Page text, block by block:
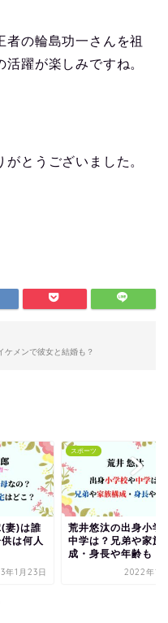
者の輪島功一さんを祖
躍が楽しみですね。
とうございました。
ケメンで彼女と結婚も？
(妻)は誰
は何人
年1月23日
スポーツ
荒井悠汰の出身小学
中学は？兄弟や家族
成・身長や年齢も！
2022年12